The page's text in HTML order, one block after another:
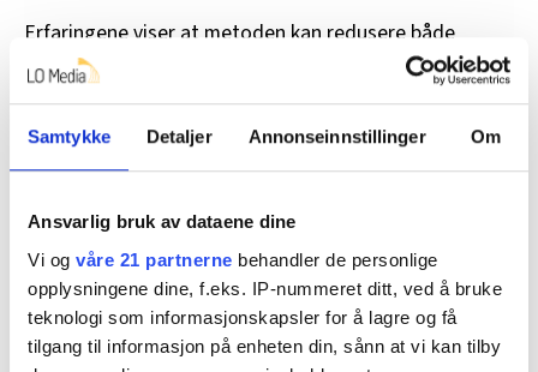
Samtykke Detaljer Annonseinnstillinger Om
Ansvarlig bruk av dataene dine
Vi og våre 21 partnerne behandler de personlige
opplysningene dine, f.eks. IP-nummeret ditt, ved å bruke
teknologi som informasjonskapsler for å lagre og få
tilgang til informasjon på enheten din, sånn at vi kan tilby
Erfaringene viser at metoden kan redusere både
språklige og asymmetriske barrierer. Når dialogen
forankres visuelt og konkret, får barnet større
handlingsrom til å uttrykke seg på egne premisser.
Samtidig er dette betinget av at den voksne er villig til
fortolkning. Uten denne viljen risikerer også
tegneseriedialogen å miste sitt
medvirkningspotensial.